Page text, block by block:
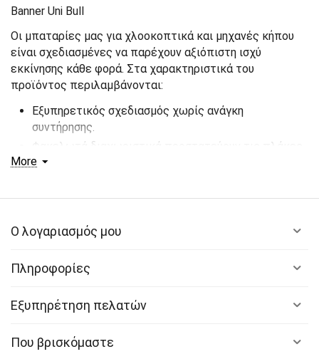
Banner Uni Bull
Οι μπαταρίες μας για χλοοκοπτικά και μηχανές κήπου
είναι σχεδιασμένες να παρέχουν αξιόπιστη ισχύ
εκκίνησης κάθε φορά. Στα χαρακτηριστικά του
προϊόντος περιλαμβάνονται:
Εξυπηρετικός σχεδιασμός χωρίς ανάγκη
συντήρησης.
Φακελωτά διαχωριστικά προστατεύουν τις πλάκες
και παρέχουν ανώτερη δυνατότητα εκκίνησης και
More
Ο λογαριασμός μου
Πληροφορίες
Εξυπηρέτηση πελατών
Που βρισκόμαστε